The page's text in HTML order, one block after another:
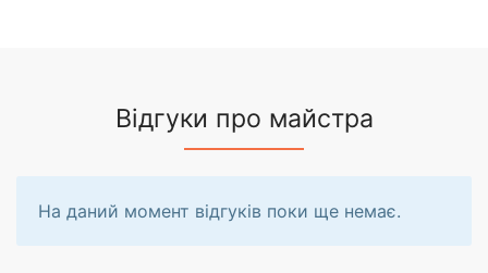
Відгуки про майстра
На даний момент відгуків поки ще немає.